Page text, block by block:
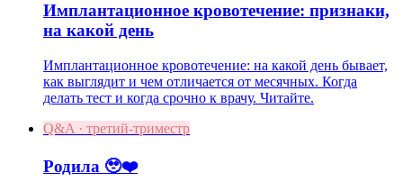
Имплантационное кровотечение: признаки,
на какой день
Имплантационное кровотечение: на какой день бывает,
как выглядит и чем отличается от месячных. Когда
делать тест и когда срочно к врачу. Читайте.
Q&A · третий-триместр
Родила 🥹❤️